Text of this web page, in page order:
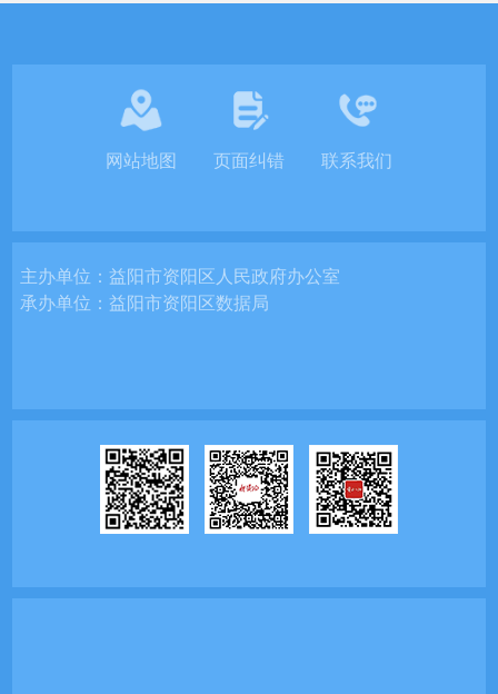
网站地图 页面纠错 联系我们
主办单位：益阳市资阳区人民政府办公室
承办单位：益阳市资阳区数据局